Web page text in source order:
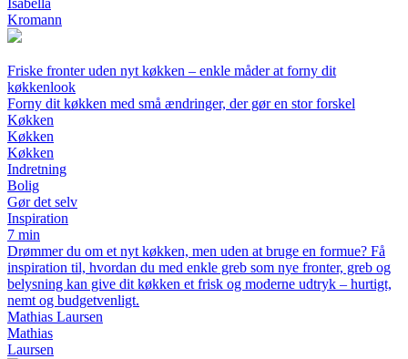
Isabella
Kromann
Friske fronter uden nyt køkken – enkle måder at forny dit
køkkenlook
Forny dit køkken med små ændringer, der gør en stor forskel
Køkken
Køkken
Køkken
Indretning
Bolig
Gør det selv
Inspiration
7 min
Drømmer du om et nyt køkken, men uden at bruge en formue? Få
inspiration til, hvordan du med enkle greb som nye fronter, greb og
belysning kan give dit køkken et frisk og moderne udtryk – hurtigt,
nemt og budgetvenligt.
Mathias Laursen
Mathias
Laursen